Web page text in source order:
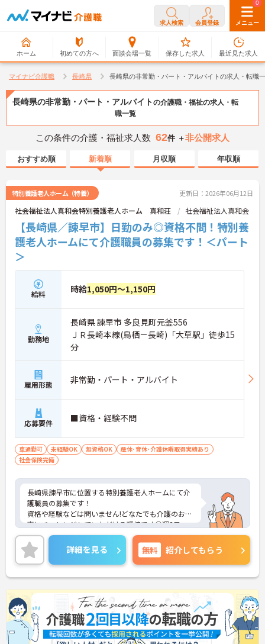
求人検索 会員登録 メニュー
ホーム 初めての方へ 面談会場一覧
0
保存した求人
0
最近見た求人
マイナビ介護職 長崎県 長崎県の非常勤・パート・アルバイトの求人・転職
長崎県の非常勤・パート・アルバイトの介護職・福祉の求人・転
職一覧
この条件の介護・福祉求人数 62件 ＋非公開求人
おすすめ順 新着順 月収順 年収順
特別養護老人ホーム（特養） 更新日：2026年06月12日
社会福祉法人真和会特別養護老人ホーム 真和荘 社会福祉法人真和会
【長崎県／諫早市】日勤のみ◎資格不問！特別養
護老人ホームにて介護職員の募集です！＜パート
＞
給料 時給1,050円～1,150円
勤務地
長崎県 諫早市 多良見町元釜556
ＪＲ長崎本線(鳥栖－長崎)「大草駅」徒歩15
分
雇用形態 非常勤・パート・アルバイト
応募要件 ■資格・経験不問
車通勤可 未経験OK 無資格OK
産休･育休･介護休暇取得実績あり
社会保険完備
長崎県諫早市に位置する特別養護老人ホームにて介
護職員の募集です！
資格や経験などは問いません!どなたでも介護のお仕
事にチャレンジしていただける環境です◎週3日～
勤務相談いただけます。
ご興味のある方には、面接対策ポイントなど、さら
に詳細をご案内しますのでお気軽にご相談くださ
い！
詳細を見る 無料 紹介してもらう